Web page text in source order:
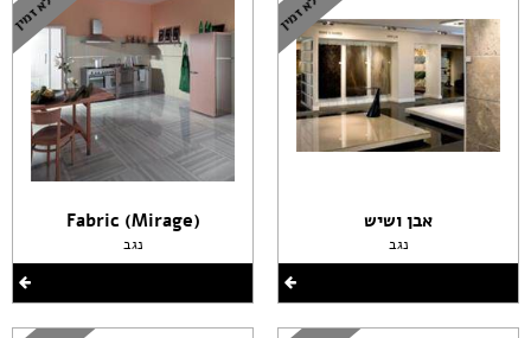
אבן ושיש
נגב
(Fabric (Mirage
נגב